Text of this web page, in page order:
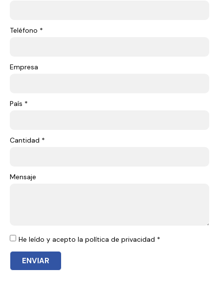
Teléfono *
Empresa
País *
Cantidad *
Mensaje
He leído y acepto la política de privacidad *
ENVIAR